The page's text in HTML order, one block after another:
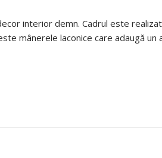
interior demn. Cadrul este
mânerele laconice care adaugă un